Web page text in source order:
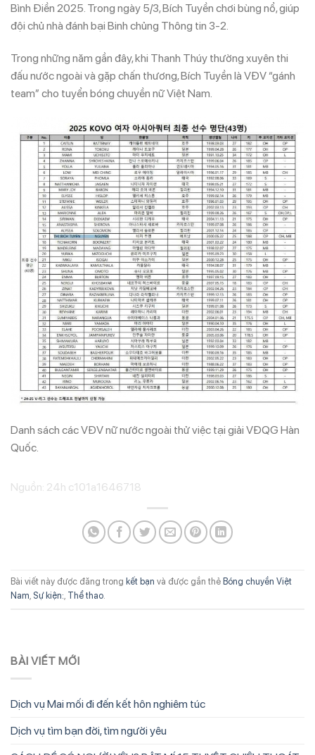
Bình Điền 2025. Trong ngày 5/3, Bích Tuyền chơi bùng nổ, giúp
đội chủ nhà đánh bại Binh chủng Thông tin 3-2.
Trong những năm gần đây, khi Thanh Thúy thường xuyên thi
đấu nước ngoài và gặp chấn thương, Bích Tuyền là VĐV “gánh
team” cho tuyển bóng chuyền nữ Việt Nam.
Danh sách các VĐV nữ nước ngoài thử việc tại giải VĐQG Hàn
Quốc.
Nguồn: 24h c101a1646718
Bài viết này được đăng trong kết bạn và được gắn thẻ Bóng chuyền Việt
Nam, Sự kiện:, Thể thao.
BÀI VIẾT MỚI
Dịch vụ Mai mối đi đến kết hôn nghiêm túc
Dịch vụ tìm bạn đời, tìm người yêu